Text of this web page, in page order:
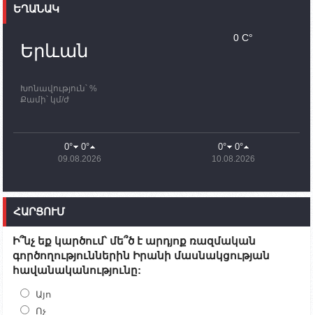
պատասխանատուներ կմնան ԼՂ-ում՝ մինչև
որոնողափրկարարական աշխատանքների
11:03
ՄԱԿ-ի առաքելությունը շատ, շատ, շատ օգտակար
Ադրբեջանի փոխվարչապետն այսօր կմեկնի
Ստեփանակերտ
10:07 02.10.2023
09:38 02.10.2023
Խումբն Արցախում կմնա` մինչև զոհվածների
աճյունների ու անհետ կորածների
ԵՂԱՆԱԿ
Երևան
Խոնավություն՝ %
Քամի՝ կմ/ժ
0 C°
0° 0°
09.08.2026
0° 0°
10.08.2026
ՀԱՐՑՈՒՄ
Ի՞նչ եք կարծում՝ մե՞ծ է արդյոք ռազմական
գործողություններին Իրանի մասնակցության
հավանականությունը:
Այո
Ոչ